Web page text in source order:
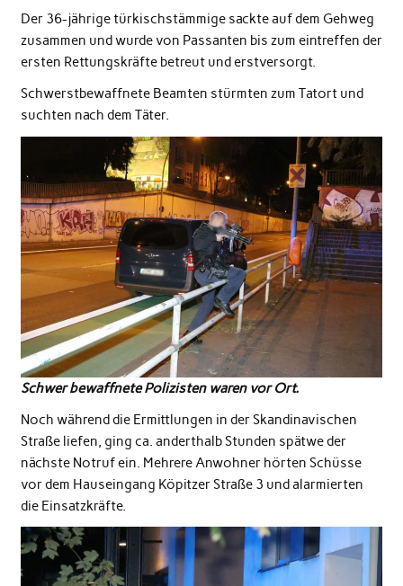
Der 36-jährige türkischstämmige sackte auf dem Gehweg
zusammen und wurde von Passanten bis zum eintreffen der
ersten Rettungskräfte betreut und erstversorgt.
Schwerstbewaffnete Beamten stürmten zum Tatort und
suchten nach dem Täter.
Schwer bewaffnete Polizisten waren vor Ort.
Noch während die Ermittlungen in der Skandinavischen
Straße liefen, ging ca. anderthalb Stunden spätwe der
nächste Notruf ein. Mehrere Anwohner hörten Schüsse
vor dem Hauseingang Köpitzer Straße 3 und alarmierten
die Einsatzkräfte.